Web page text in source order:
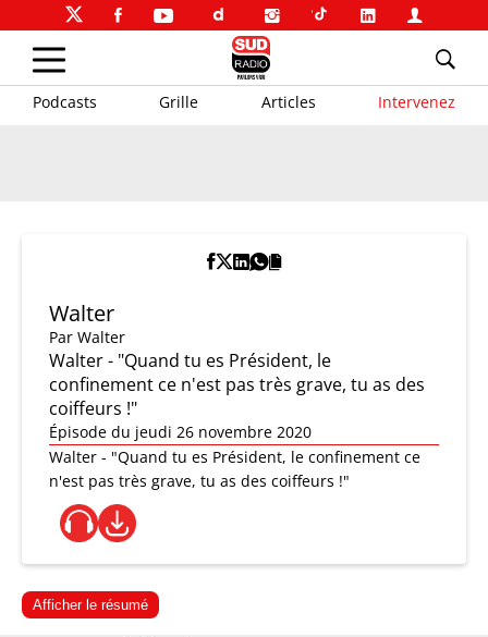
Podcasts Grille Articles Intervenez
Walter
Par Walter
Walter - "Quand tu es Président, le
confinement ce n'est pas très grave, tu as des
coiffeurs !"
Épisode du jeudi 26 novembre 2020
Walter - "Quand tu es Président, le confinement ce
n'est pas très grave, tu as des coiffeurs !"
Afficher le résumé